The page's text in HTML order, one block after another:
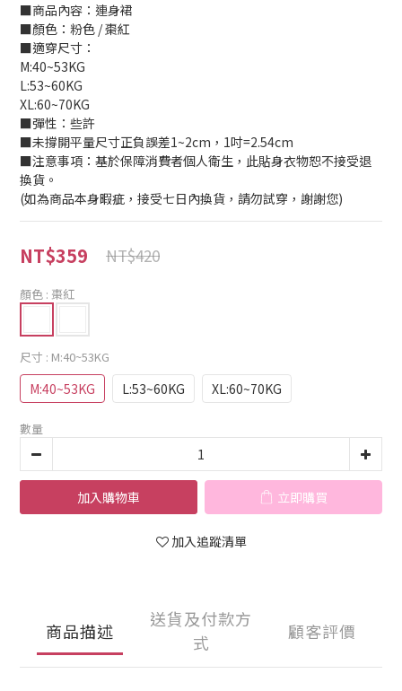
■商品內容：連身裙
■顏色：粉色 / 棗紅
■適穿尺寸：
M:40~53KG
L:53~60KG
XL:60~70KG
■彈性：些許
■未撐開平量尺寸正負誤差1~2cm，1吋=2.54cm
■注意事項：基於保障消費者個人衛生，此貼身衣物恕不接受退
換貨。
(如為商品本身暇疵，接受七日內換貨，請勿試穿，謝謝您)
NT$359 NT$420
顏色 : 棗紅
尺寸 : M:40~53KG
M:40~53KG L:53~60KG XL:60~70KG
數量
加入購物車 立即購買
加入追蹤清單
商品描述
送貨及付款方
式
顧客評價